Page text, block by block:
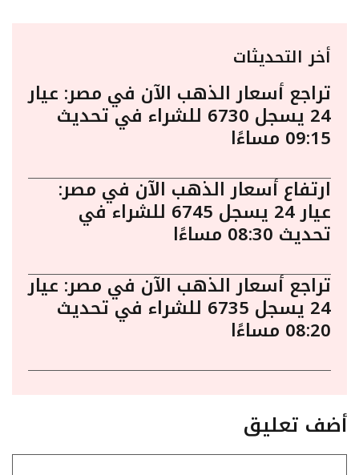
أخر التحديثات
تراجع أسعار الذهب الآن في مصر: عيار
24 يسجل 6730 للشراء في تحديث
09:15 مساءًا
ارتفاع أسعار الذهب الآن في مصر:
عيار 24 يسجل 6745 للشراء في
تحديث 08:30 مساءًا
تراجع أسعار الذهب الآن في مصر: عيار
24 يسجل 6735 للشراء في تحديث
08:20 مساءًا
أضف تعليق